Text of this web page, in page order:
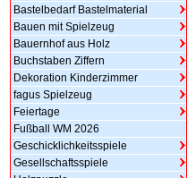
Bastelbedarf Bastelmaterial
Bauen mit Spielzeug
Bauernhof aus Holz
Buchstaben Ziffern
Dekoration Kinderzimmer
fagus Spielzeug
Feiertage
Fußball WM 2026
Geschicklichkeitsspiele
Gesellschaftsspiele